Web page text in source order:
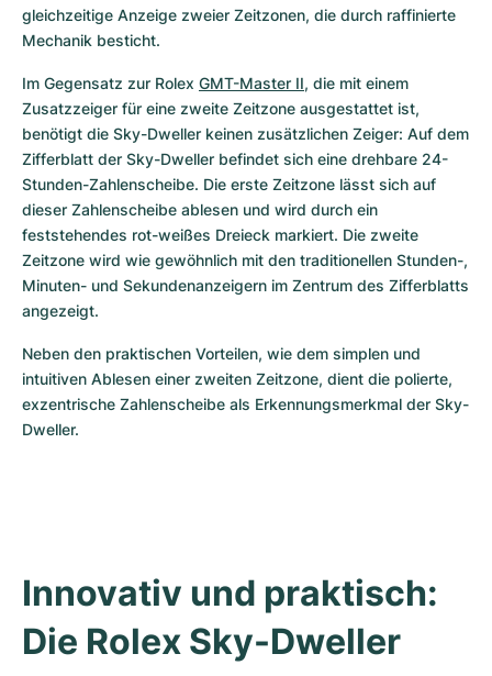
gleichzeitige Anzeige zweier Zeitzonen, die durch raffinierte
Mechanik besticht.
Im Gegensatz zur Rolex GMT-Master II, die mit einem
Zusatzzeiger für eine zweite Zeitzone ausgestattet ist,
benötigt die Sky-Dweller keinen zusätzlichen Zeiger: Auf dem
Zifferblatt der Sky-Dweller befindet sich eine drehbare 24-
Stunden-Zahlenscheibe. Die erste Zeitzone lässt sich auf
dieser Zahlenscheibe ablesen und wird durch ein
feststehendes rot-weißes Dreieck markiert. Die zweite
Zeitzone wird wie gewöhnlich mit den traditionellen Stunden-,
Minuten- und Sekundenanzeigern im Zentrum des Zifferblatts
angezeigt.
Neben den praktischen Vorteilen, wie dem simplen und
intuitiven Ablesen einer zweiten Zeitzone, dient die polierte,
exzentrische Zahlenscheibe als Erkennungsmerkmal der Sky-
Dweller.
Innovativ und praktisch:
Die Rolex Sky-Dweller